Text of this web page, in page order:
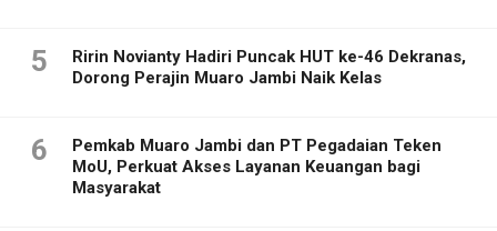
5
Ririn Novianty Hadiri Puncak HUT ke-46 Dekranas,
Dorong Perajin Muaro Jambi Naik Kelas
6
Pemkab Muaro Jambi dan PT Pegadaian Teken
MoU, Perkuat Akses Layanan Keuangan bagi
Masyarakat